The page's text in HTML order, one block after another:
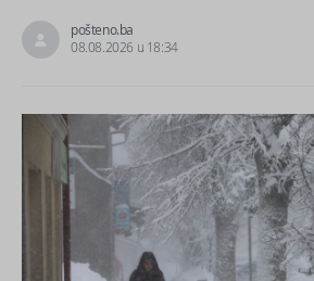
pošteno.ba
08.08.2026 u 18:34